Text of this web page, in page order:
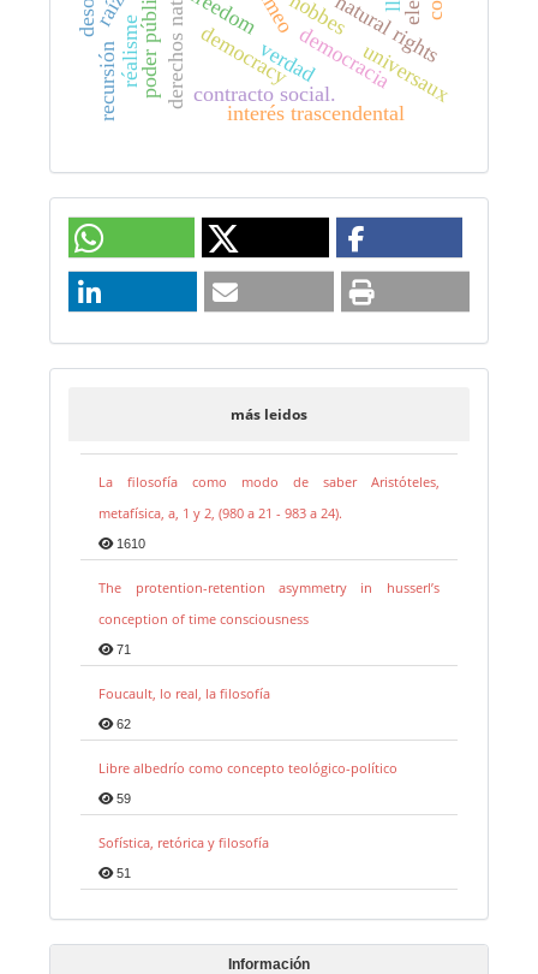
democracydemocracia
hobbesnatural rights
poder público. contracto social.
interés trascendental
universaux
réalisme
recursión verdad
más leidos
La filosofía como modo de saber Aristóteles,
metafísica, a, 1 y 2, (980 a 21 - 983 a 24).
1610
The protention-retention asymmetry in husserl’s
conception of time consciousness
71
Foucault, lo real, la filosofía
62
Libre albedrío como concepto teológico-político
59
Sofística, retórica y filosofía
51
Información